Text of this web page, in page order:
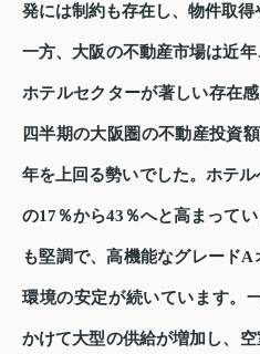
発には制約も存在し、物件取得
一方、大阪の不動産市場は近
ホテルセクターが著しい存在
四半期の大阪圏の不動産投資
年を上回る勢いでした。ホテ
の17％から43％へと高まって
も堅調で、高機能なグレード
環境の安定が続いています。
かけて大型の供給が増加し、